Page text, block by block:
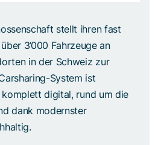
stellt ihren fast
3’000 Fahrzeuge an
in der Schweiz zur
System ist
digital, rund um die
dank modernster